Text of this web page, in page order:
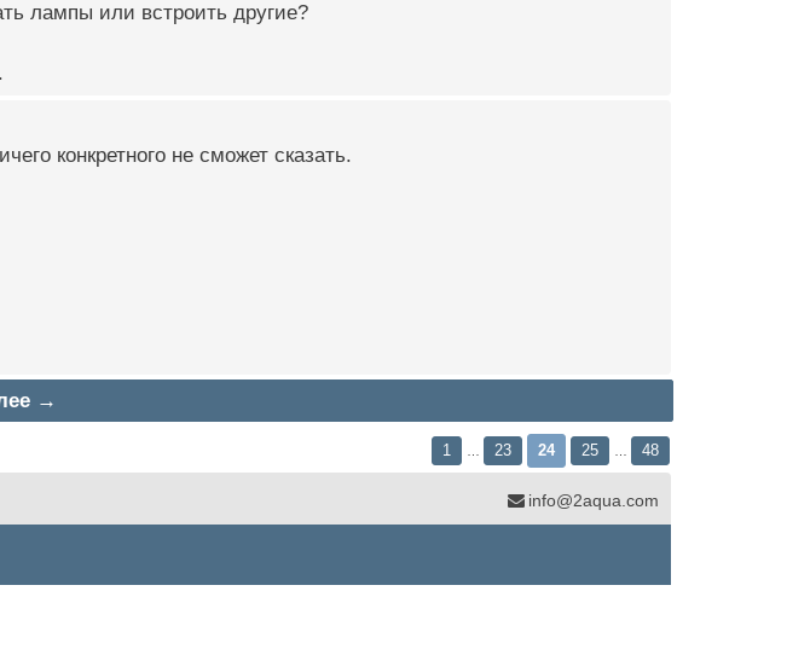
лампы или встроить другие?
конкретного не сможет сказать.
→
1 23 24 25 48
info@2aqua.com